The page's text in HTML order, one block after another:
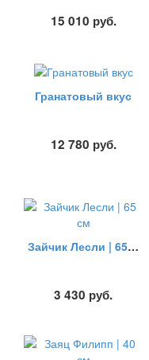
15 010 руб.
Гранатовый вкус
12 780 руб.
Зайчик Лесли | 65 см
3 430 руб.